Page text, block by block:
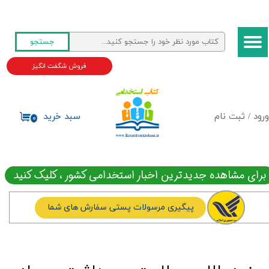
ورود / ثبت نام
حساب کاربری من
تغییر گذر واژه
جستجو
۰ سبد خرید
فروش شگفت انگیز
برای مشاهده جدیدترین اخبار استخدامی کشور ، کلیک کنید
پیگیری مرسولات پستی سفارش های شما